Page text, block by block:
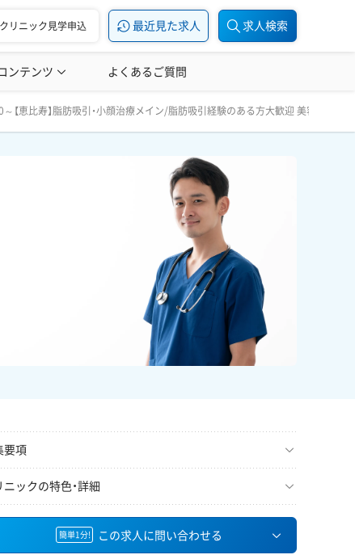
リニック見学申込 最近見た求人 求人検索
ンテンツ
容医療の転職お役立ち記事 美容医療辞典
よくあるご質問
【恵比寿】脂肪吸引・小顔治療メイン/脂肪吸引経験のある方大歓迎 美容外科
大歓迎 美容外科 常勤医師募集｜東京 恵比寿
要項
ニックの特色・詳細
簡単1分! この求人に問い合わせる